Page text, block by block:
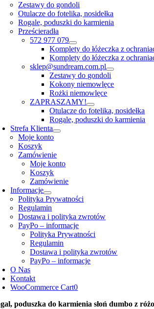
Zestawy do gondoli
Otulacze do fotelika, nosidełka
Rogale, poduszki do karmienia
Prześcieradła
572 977 079
Komplety do łóżeczka z
Komplety do łóżeczka z
sklep@sundream.com.pl
Zestawy do gondoli
Kokony niemowlęce
Rożki niemowlęce
ZAPRASZAMY!
Otulacze do fotelika, nosidełka
Rogale, poduszki do karmienia
Strefa Klienta
Moje konto
Koszyk
Zamówienie
Moje konto
Koszyk
Zamówienie
Informacje
Polityka Prywatności
Regulamin
Dostawa i polityka zwrotów
PayPo – informacje
Polityka Prywatności
Regulamin
Dostawa i polityka zwrotów
PayPo – informacje
O Nas
Kontakt
WooCommerce Cart0
poduszka do karmienia słoń dumbo z